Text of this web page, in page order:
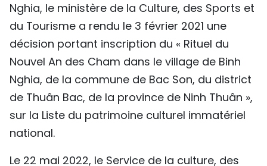
Nghia, le ministère de la Culture, des Sports et
du Tourisme a rendu le 3 février 2021 une
décision portant inscription du « Rituel du
Nouvel An des Cham dans le village de Binh
Nghia, de la commune de Bac Son, du district
de Thuân Bac, de la province de Ninh Thuân »,
sur la Liste du patrimoine culturel immatériel
national.
Le 22 mai 2022, le Service de la culture, des